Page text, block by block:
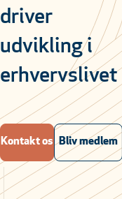
driver
udvikling i
erhvervslivet
Kontakt os Bliv medlem